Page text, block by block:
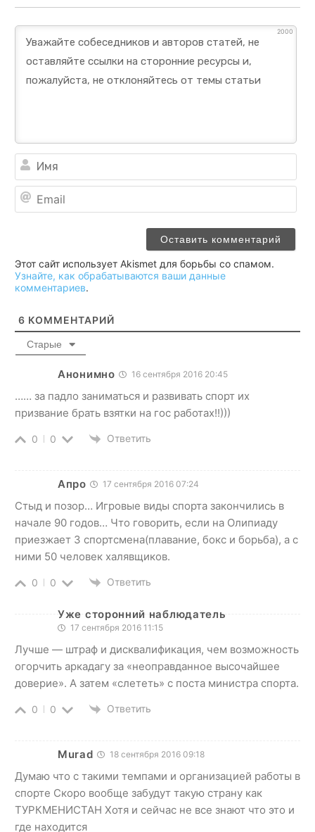
2000
Этот сайт использует Akismet для борьбы со спамом.
Узнайте, как обрабатываются ваши данные
комментариев.
6 КОММЕНТАРИЙ
Старые
Анонимно 16 сентября 2016 20:45
…… за падло заниматься и развивать спорт их
призвание брать взятки на гос работах!!)))
0 0 Ответить
Апро 17 сентября 2016 07:24
Стыд и позор… Игровые виды спорта закончились в
начале 90 годов… Что говорить, если на Олипиаду
приезжает 3 спортсмена(плавание, бокс и борьба), а с
ними 50 человек халявщиков.
0 0 Ответить
Уже сторонний наблюдатель
17 сентября 2016 11:15
Лучше — штраф и дисквалификация, чем возможность
огорчить аркадагу за «неоправданное высочайшее
доверие». А затем «слететь» с поста министра спорта.
0 0 Ответить
Murad 18 сентября 2016 09:18
Думаю что с такими темпами и организацией работы в
спорте Скоро вообще забудут такую страну как
ТУРКМЕНИСТАН Хотя и сейчас не все знают что это и
где находится